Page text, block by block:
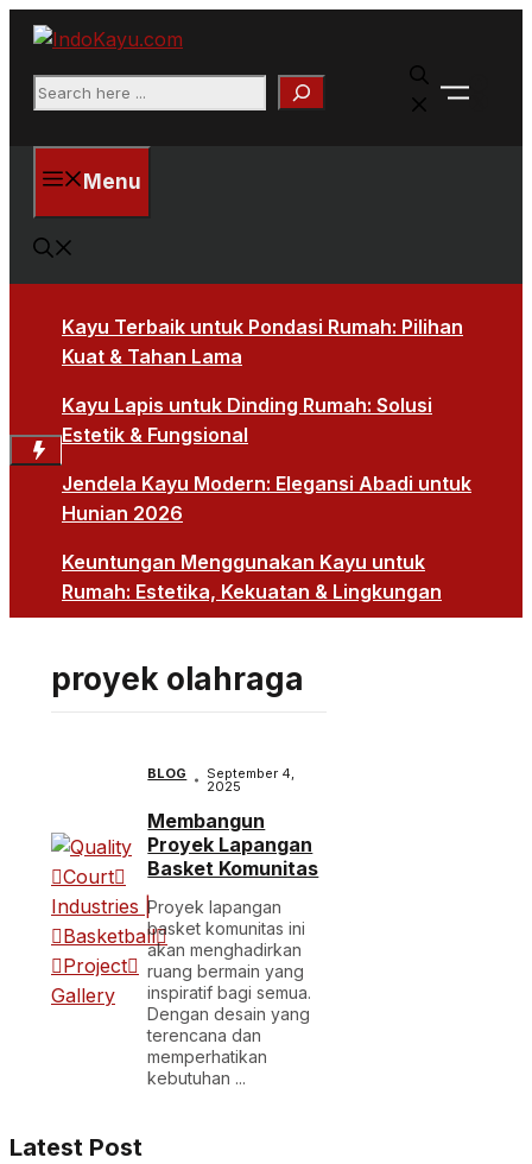
Skip
content
Search
X
Menu
Kayu Terbaik untuk Pondasi Rumah: Pilihan
Kuat & Tahan Lama
Kayu Lapis untuk Dinding Rumah: Solusi
Estetik & Fungsional
Jendela Kayu Modern: Elegansi Abadi untuk
Hunian 2026
Keuntungan Menggunakan Kayu untuk
Rumah: Estetika, Kekuatan & Lingkungan
proyek olahraga
BLOG September 4,
2025
Membangun
Proyek Lapangan
Basket Komunitas
Proyek lapangan
basket komunitas ini
akan menghadirkan
ruang bermain yang
inspiratif bagi semua.
Dengan desain yang
terencana dan
memperhatikan
kebutuhan ...
Latest Post